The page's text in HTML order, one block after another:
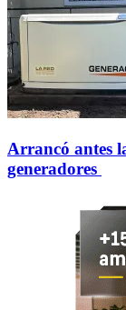
Arrancó antes
generadores